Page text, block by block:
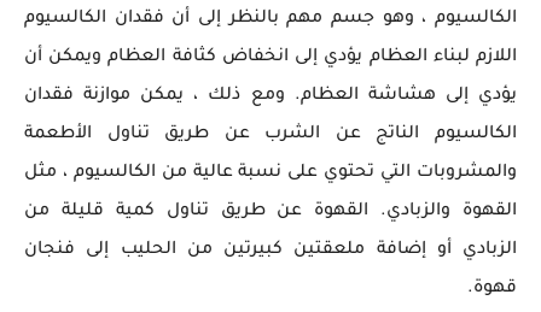
الكالسيوم ، وهو جسم مهم بالنظر إلى أن فقدان الكالسيوم
اللازم لبناء العظام يؤدي إلى انخفاض كثافة العظام ويمكن أن
يؤدي إلى هشاشة العظام. ومع ذلك ، يمكن موازنة فقدان
الكالسيوم الناتج عن الشرب عن طريق تناول الأطعمة
والمشروبات التي تحتوي على نسبة عالية من الكالسيوم ، مثل
القهوة والزبادي. القهوة عن طريق تناول كمية قليلة من
الزبادي أو إضافة ملعقتين كبيرتين من الحليب إلى فنجان
قهوة.